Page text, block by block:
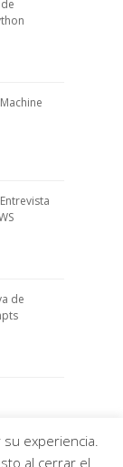
de
experiencia.
al cerrar el